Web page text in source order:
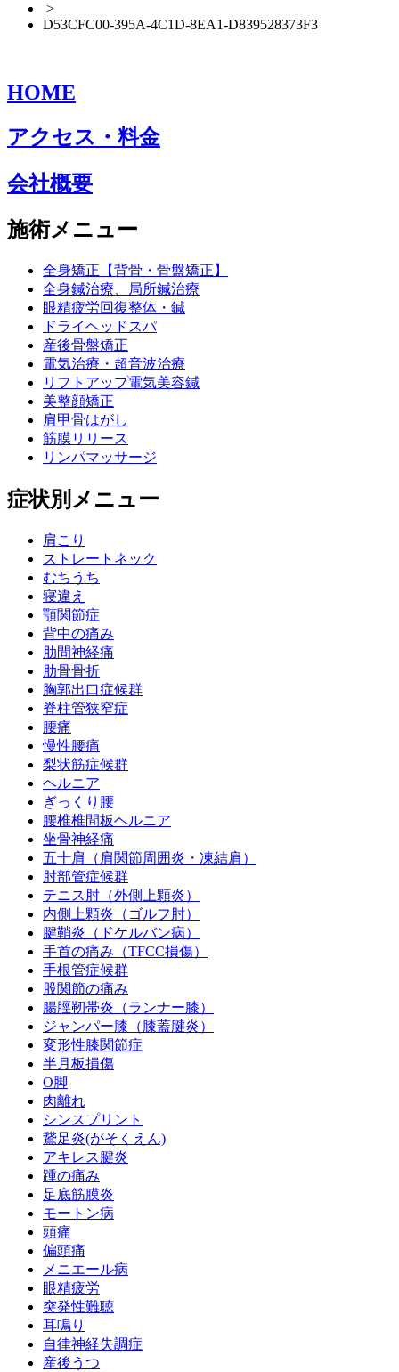
>
D53CFC00-395A-4C1D-8EA1-D839528373F3
HOME
アクセス・料金
会社概要
施術メニュー
全身矯正【背骨・骨盤矯正】
全身鍼治療、局所鍼治療
眼精疲労回復整体・鍼
ドライヘッドスパ
産後骨盤矯正
電気治療・超音波治療
リフトアップ電気美容鍼
美整顔矯正
肩甲骨はがし
筋膜リリース
リンパマッサージ
症状別メニュー
肩こり
ストレートネック
むちうち
寝違え
顎関節症
背中の痛み
肋間神経痛
肋骨骨折
胸郭出口症候群
脊柱管狭窄症
腰痛
慢性腰痛
梨状筋症候群
ヘルニア
ぎっくり腰
腰椎椎間板ヘルニア
坐骨神経痛
五十肩（肩関節周囲炎・凍結肩）
肘部管症候群
テニス肘（外側上顆炎）
内側上顆炎（ゴルフ肘）
腱鞘炎（ドケルバン病）
手首の痛み（TFCC損傷）
手根管症候群
股関節の痛み
腸脛靭帯炎（ランナー膝）
ジャンパー膝（膝蓋腱炎）
変形性膝関節症
半月板損傷
O脚
肉離れ
シンスプリント
鵞足炎(がそくえん)
アキレス腱炎
踵の痛み
足底筋膜炎
モートン病
頭痛
偏頭痛
メニエール病
眼精疲労
突発性難聴
耳鳴り
自律神経失調症
産後うつ